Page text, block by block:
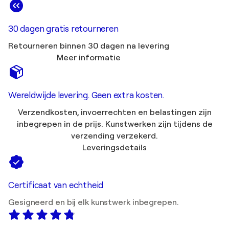
30 dagen gratis retourneren
Retourneren binnen 30 dagen na levering
Meer informatie
Wereldwijde levering. Geen extra kosten.
Verzendkosten, invoerrechten en belastingen zijn
inbegrepen in de prijs. Kunstwerken zijn tijdens de
verzending verzekerd.
Leveringsdetails
Certificaat van echtheid
Gesigneerd en bij elk kunstwerk inbegrepen.